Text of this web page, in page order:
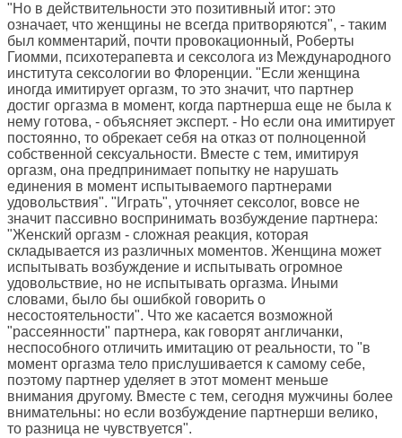
"Но в действительности это позитивный итог: это
означает, что женщины не всегда притворяются", - таким
был комментарий, почти провокационный, Роберты
Гиомми, психотерапевта и сексолога из Международного
института сексологии во Флоренции. "Если женщина
иногда имитирует оргазм, то это значит, что партнер
достиг оргазма в момент, когда партнерша еще не была к
нему готова, - объясняет эксперт. - Но если она имитирует
постоянно, то обрекает себя на отказ от полноценной
собственной сексуальности. Вместе с тем, имитируя
оргазм, она предпринимает попытку не нарушать
единения в момент испытываемого партнерами
удовольствия". "Играть", уточняет сексолог, вовсе не
значит пассивно воспринимать возбуждение партнера:
"Женский оргазм - сложная реакция, которая
складывается из различных моментов. Женщина может
испытывать возбуждение и испытывать огромное
удовольствие, но не испытывать оргазма. Иными
словами, было бы ошибкой говорить о
несостоятельности". Что же касается возможной
"рассеянности" партнера, как говорят англичанки,
неспособного отличить имитацию от реальности, то "в
момент оргазма тело прислушивается к самому себе,
поэтому партнер уделяет в этот момент меньше
внимания другому. Вместе с тем, сегодня мужчины более
внимательны: но если возбуждение партнерши велико,
то разница не чувствуется".